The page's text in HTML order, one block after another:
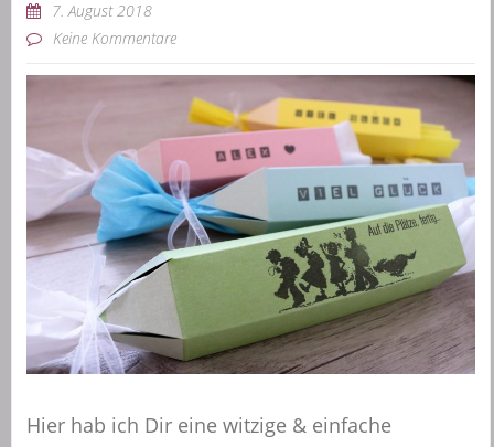
7. August 2018
Keine Kommentare
Hier hab ich Dir eine witzige & einfache